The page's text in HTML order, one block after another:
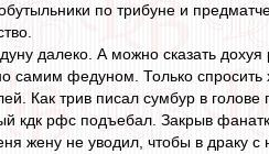
по трибуне и
далеко. А можно сказать
самим федуном. Только
Как трив писал сумбур в
кдк рфс подъебал. Закрыв
жену не уводил, чтобы в драку